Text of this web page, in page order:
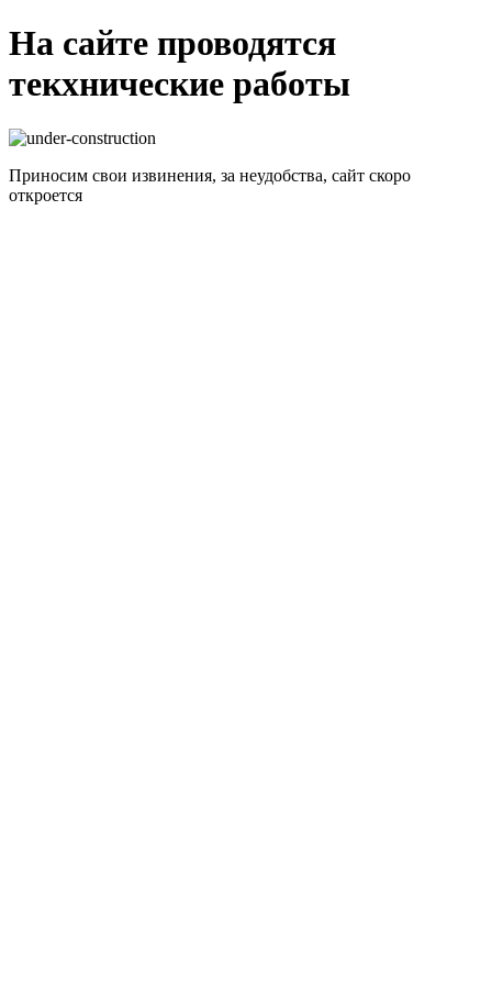
На сайте проводятся
текхнические работы
Приносим свои извинения, за неудобства, сайт скоро
откроется